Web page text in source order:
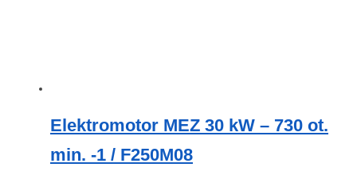
Elektromotor MEZ 30 kW – 730 ot.
min. -1 / F250M08